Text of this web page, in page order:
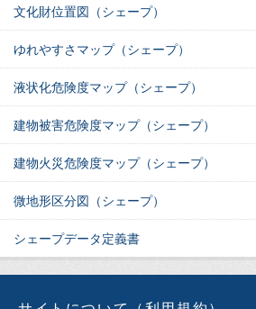
文化財位置図（シェープ）
ゆれやすさマップ（シェープ）
液状化危険度マップ（シェープ）
建物被害危険度マップ（シェープ）
建物火災危険度マップ（シェープ）
微地形区分図（シェープ）
シェープデータ定義書